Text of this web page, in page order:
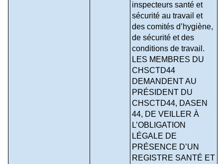
inspecteurs santé et
sécurité au travail et
des comités d’hygiène,
de sécurité et des
conditions de travail.
LES MEMBRES DU
CHSCTD44
DEMANDENT AU
PRÉSIDENT DU
CHSCTD44, DASEN
44, DE VEILLER À
L’OBLIGATION
LÉGALE DE
PRÉSENCE D’UN
REGISTRE SANTÉ ET